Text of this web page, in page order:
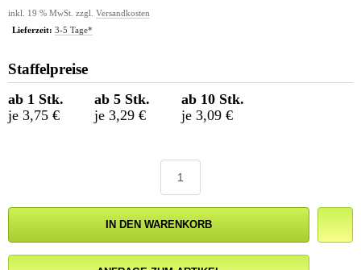
inkl. 19 % MwSt. zzgl. Versandkosten
Lieferzeit: 3-5 Tage*
Staffelpreise
ab 1 Stk.
je 3,75 €
ab 5 Stk.
je 3,29 €
ab 10 Stk.
je 3,09 €
IN DEN WARENKORB